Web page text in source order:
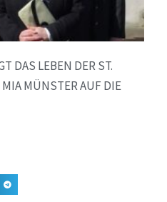
DAS LEBEN DER ST.
MÜNSTER AUF DIE